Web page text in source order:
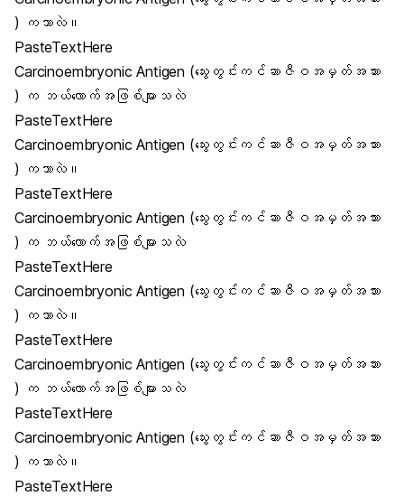
) ကဘာလဲ။
PasteTextHere
Carcinoembryonic Antigen (သွေးတွင်းကင်ဆာဇီဝအမှတ်အသား
) က ဘယ်လောက်အဖြစ်များသလဲ
PasteTextHere
Carcinoembryonic Antigen (သွေးတွင်းကင်ဆာဇီဝအမှတ်အသား
) ကဘာလဲ။
PasteTextHere
Carcinoembryonic Antigen (သွေးတွင်းကင်ဆာဇီဝအမှတ်အသား
) က ဘယ်လောက်အဖြစ်များသလဲ
PasteTextHere
Carcinoembryonic Antigen (သွေးတွင်းကင်ဆာဇီဝအမှတ်အသား
) ကဘာလဲ။
PasteTextHere
Carcinoembryonic Antigen (သွေးတွင်းကင်ဆာဇီဝအမှတ်အသား
) က ဘယ်လောက်အဖြစ်များသလဲ
PasteTextHere
Carcinoembryonic Antigen (သွေးတွင်းကင်ဆာဇီဝအမှတ်အသား
) ကဘာလဲ။
PasteTextHere